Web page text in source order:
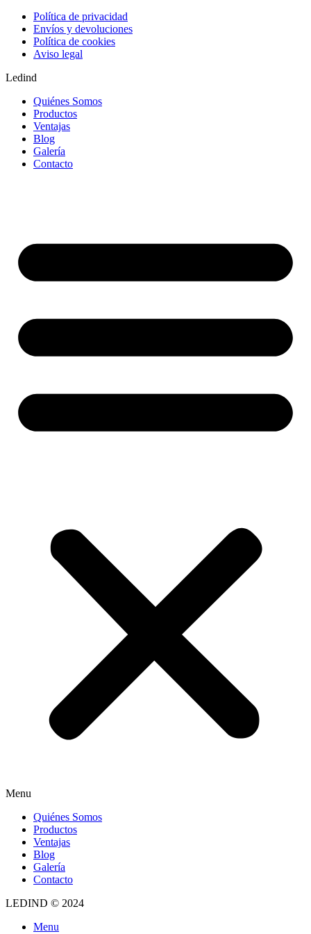
Política de privacidad
Envíos y devoluciones
Política de cookies
Aviso legal
Ledind
Quiénes Somos
Productos
Ventajas
Blog
Galería
Contacto
Menu
Quiénes Somos
Productos
Ventajas
Blog
Galería
Contacto
LEDIND © 2024
Menu